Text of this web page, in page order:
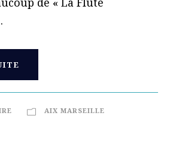
AIX MARSEILLE